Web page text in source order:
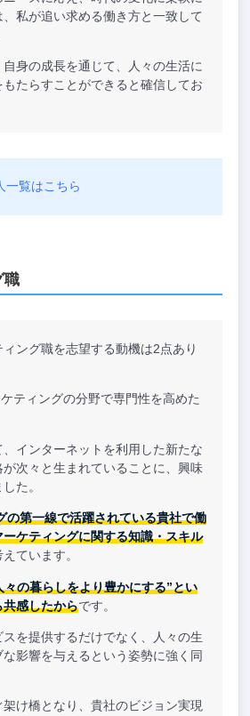
私が追い求める働き方と一致して
身の成長を通じて、人々の生活に
たらすことができると確信してお
一覧はこちら
職
ング職を志望する動機は2点あり
ティングの分野で専門性を高めた
インターネットを利用した新たな
次々と生まれていることに、興味
た。
の第一線で活躍されている貴社で働
ケティングに関する知識・スキル
えています。
々の暮らしをより豊かにする”とい
感したからです。
を提供するだけでなく、人々の生
影響を与えるという姿勢に強く同
け橋となり、貴社のビジョン実現